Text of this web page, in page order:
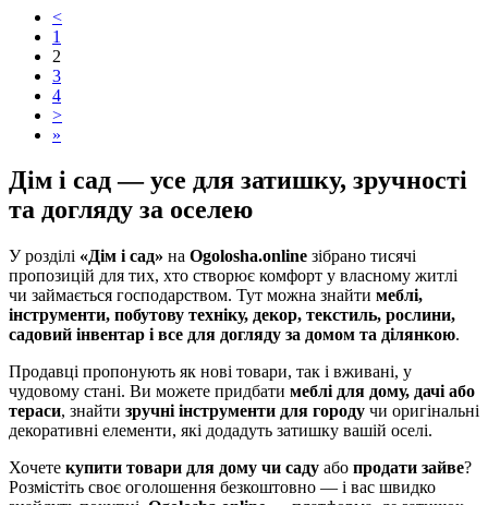
<
1
2
3
4
>
»
Дім і сад — усе для затишку, зручності
та догляду за оселею
У розділі «Дім і сад» на Ogolosha.online зібрано тисячі
пропозицій для тих, хто створює комфорт у власному житлі
чи займається господарством. Тут можна знайти меблі,
інструменти, побутову техніку, декор, текстиль, рослини,
садовий інвентар і все для догляду за домом та ділянкою.
Продавці пропонують як нові товари, так і вживані, у
чудовому стані. Ви можете придбати меблі для дому, дачі або
тераси, знайти зручні інструменти для городу чи оригінальні
декоративні елементи, які додадуть затишку вашій оселі.
Хочете купити товари для дому чи саду або продати зайве?
Розмістіть своє оголошення безкоштовно — і вас швидко